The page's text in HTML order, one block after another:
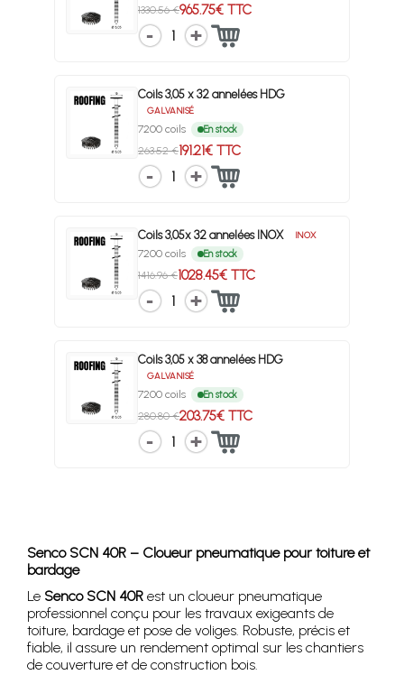
1330.56 €965.75€ TTC
1
Coils 3,05 x 32 annelées HDG
GALVANISÉ
7200 coils En stock
263.52 €191.21€ TTC
1
Coils 3,05x 32 annelées INOX INOX
7200 coils En stock
1416.96 €1028.45€ TTC
1
Coils 3,05 x 38 annelées HDG
GALVANISÉ
7200 coils En stock
280.80 €203.75€ TTC
1
Senco SCN 40R – Cloueur pneumatique pour toiture et
bardage
Le Senco SCN 40R est un cloueur pneumatique
professionnel conçu pour les travaux exigeants de
toiture, bardage et pose de voliges. Robuste, précis et
fiable, il assure un rendement optimal sur les chantiers
de couverture et de construction bois.